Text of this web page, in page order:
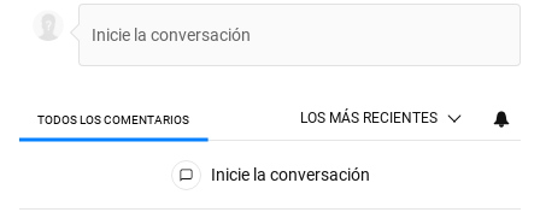
TODOS LOS COMENTARIOS LOS MÁS RECIENTES
Todos los comentarios
Inicie la conversación